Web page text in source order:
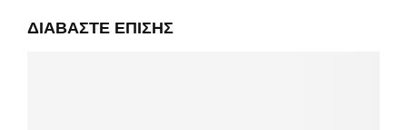
ΔΙΑΒΆΣΤΕ ΕΠΊΣΗΣ